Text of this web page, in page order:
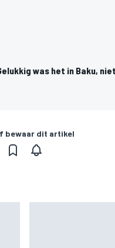
was het in Baku,
bewaar dit artikel